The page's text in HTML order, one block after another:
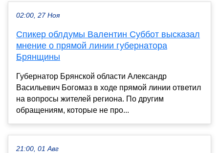
02:00, 27 Ноя
Спикер облдумы Валентин Суббот высказал
мнение о прямой линии губернатора
Брянщины
Губернатор Брянской области Александр
Васильевич Богомаз в ходе прямой линии ответил
на вопросы жителей региона. По другим
обращениям, которые не про...
21:00, 01 Авг